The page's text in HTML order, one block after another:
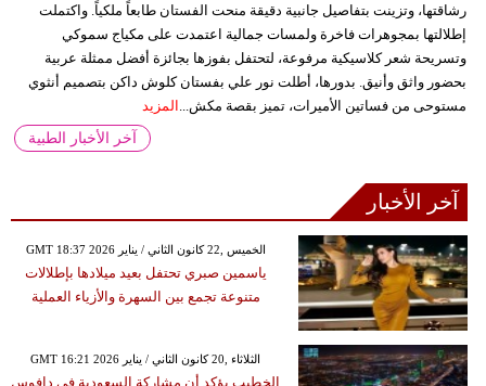
رشاقتها، وتزينت بتفاصيل جانبية دقيقة منحت الفستان طابعاً ملكياً. واكتملت
إطلالتها بمجوهرات فاخرة ولمسات جمالية اعتمدت على مكياج سموكي
وتسريحة شعر كلاسيكية مرفوعة، لتحتفل بفوزها بجائزة أفضل ممثلة عربية
بحضور واثق وأنيق. بدورها، أطلت نور علي بفستان كلوش داكن بتصميم أنثوي
مستوحى من فساتين الأميرات، تميز بقصة مكش... المزيد
آخر الأخبار الطبية
آخر الأخبار
GMT 18:37 2026 الخميس ,22 كانون الثاني / يناير
ياسمين صبري تحتفل بعيد ميلادها بإطلالات
متنوعة تجمع بين السهرة والأزياء العملية
GMT 16:21 2026 الثلاثاء ,20 كانون الثاني / يناير
الخطيب يؤكد أن مشاركة السعودية في دافوس